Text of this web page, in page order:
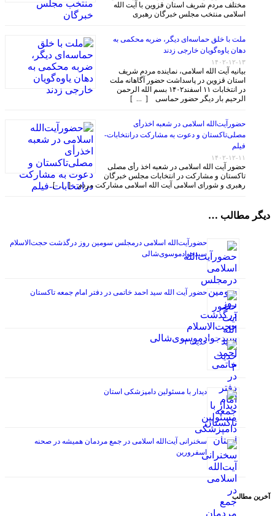
مختلف مردم شریف استان قزوین با آیت الله
اسلامی منتخب مجلس خبرگان رهبری
ملت با خلق حماسه‌ای دیگر، ضربه محکمی به
دهان یاوه‌گویان خارجی زدند
۱۴۰۲-۱۲-۱۳
بیانیه آیت الله اسلامی، نماینده مردم شریف
استان قزوین در پاسداشت حضور آگاهانه ملت
در انتخابات ۱۱ اسفند۱۴۰۲ بسم الله الرحمن
الرحیم بار دیگر حضور حماسی [ ... ]
حضورآیت‌الله اسلامی در شعبه اخذرأی
مصلی‌تاکستان و دعوت به مشارکت درانتخابات-
فیلم
۱۴۰۲-۱۲-۱۱
حضور آیت الله اسلامی در شعبه اخذ رأی مصلی
تاکستان و مشارکت در انتخابات مجلس خبرگان
رهبری و شورای اسلامی آیت الله اسلامی مشارکت مردم [ ... ]
دیگر مطالب …
حضورآیت‌الله اسلامی درمجلس سومین روز درگذشت حجت‌الاسلام
سیدجوادموسوی‌شالی
حضور آیت الله سید احمد خاتمی در دفتر امام جمعه تاکستان
حدیث ۳
دیدار با مسئولین دامپزشکی استان
سخنرانی آیت‌الله اسلامی در جمع مردمان همیشه در صحنه
اسفرورین
آخرین مطالب